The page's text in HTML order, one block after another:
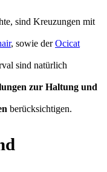
sind Kreuzungen mit
, sowie derOcicat
sind natürlich
zur Haltung und
berücksichtigen.